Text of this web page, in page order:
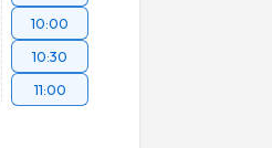
10:00
10:30
11:00